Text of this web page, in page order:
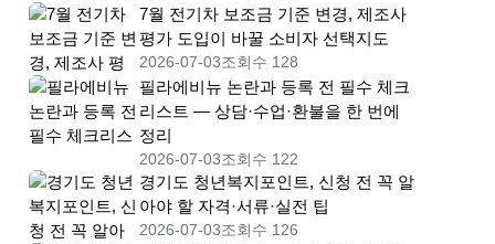
7월 전기차 보조금 기준 변경, 제조사
평가 도입이 바꿀 소비자 선택지도
2026-07-03조회수 128
필라에비뉴 논란과 등록 전 필수 체크
리스트 — 상담·수업·환불을 한 번에
정리
2026-07-03조회수 122
경기도 청년복지포인트, 신청 전 꼭 알
아야 할 자격·서류·실전 팁
2026-07-03조회수 126